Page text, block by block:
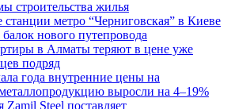
строительства жилья
станции метро “Черниговская” в Киеве
нового путепровода
в Алматы теряют в цене уже
подряд
года внутренние цены на
выросли на 4–19%
Steel поставляет